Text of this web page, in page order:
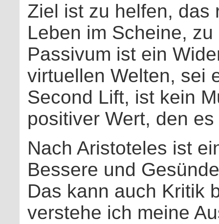
Ziel ist zu helfen, das
Leben im Scheine,
Passivum ist ein
virtuellen Welten, sei
Second Lift, ist kein
positiver Wert, den
Nach Aristoteles ist
Bessere und
Das kann auch Kritik
verstehe ich meine